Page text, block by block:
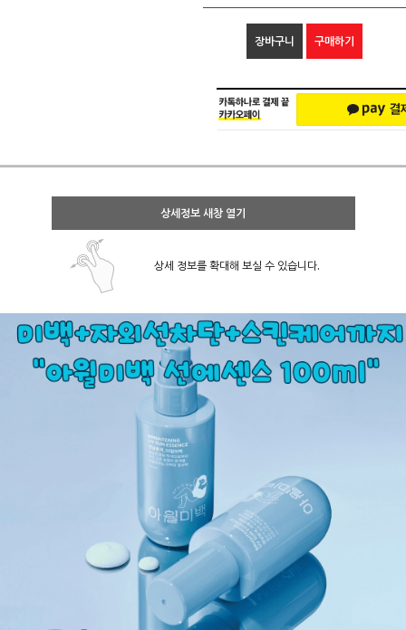
장바구니 구매하기
상세정보 새창 열기
상세 정보를 확대해 보실 수 있습니다.